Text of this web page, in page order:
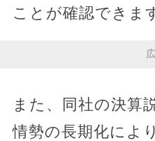
ことが確認できま
また、同社の決算
情勢の長期化によ